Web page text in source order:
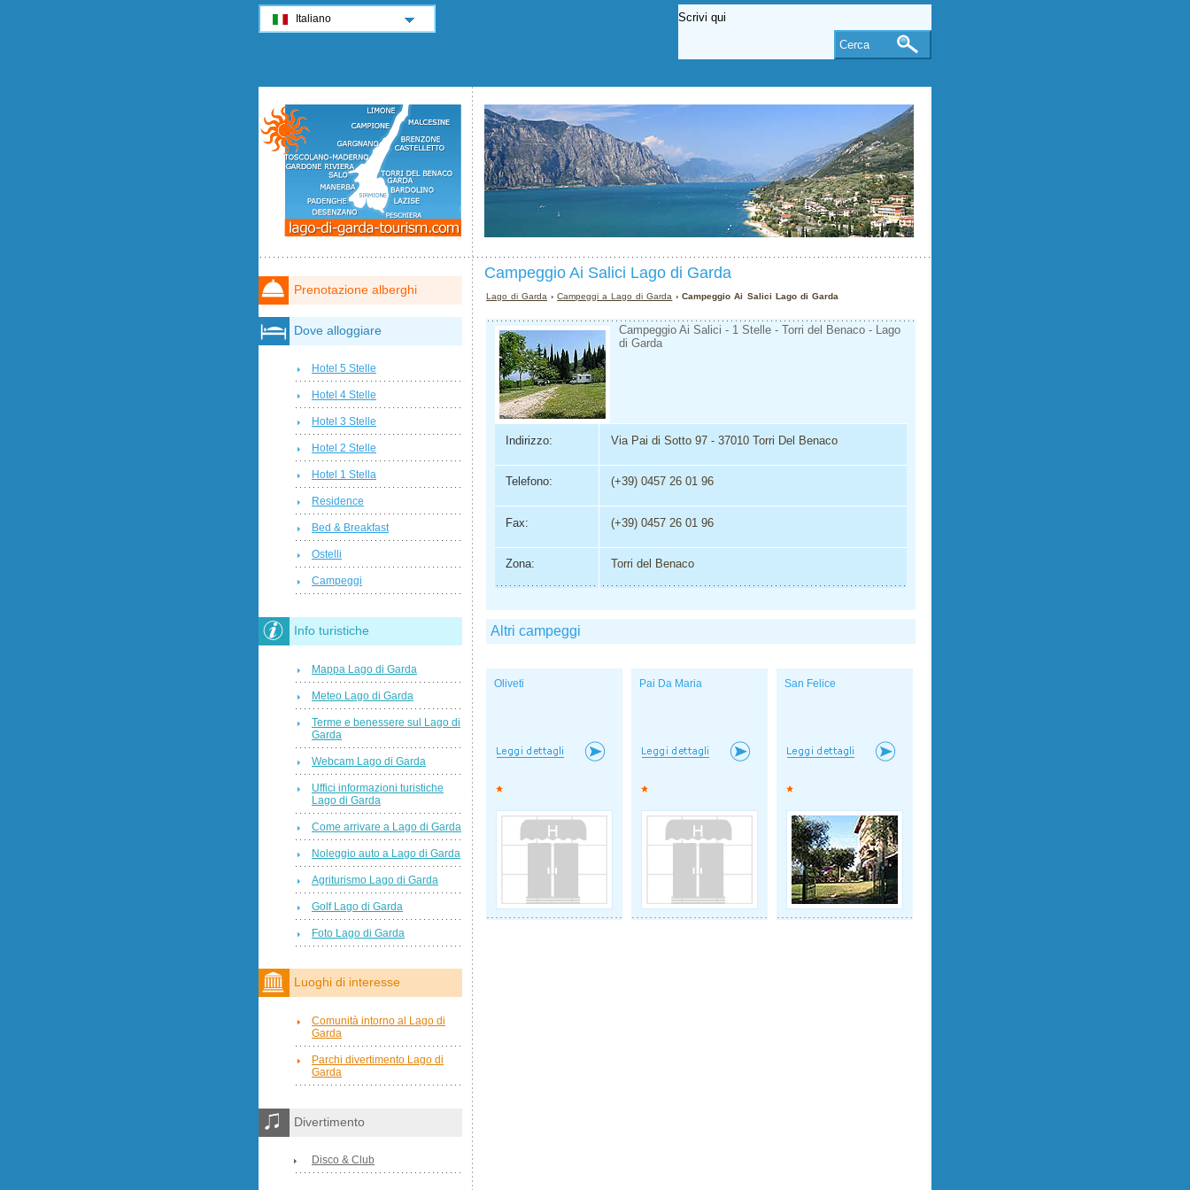
Campeggio Ai Salici Lago di Garda
Lago di Garda ›Campeggi a Lago di Garda › Campeggio Ai Salici Lago di Garda
Campeggio Ai Salici - 1 Stelle - Torri del Benaco - Lago
di Garda
Indirizzo: Via Pai di Sotto 97 - 37010 Torri Del Benaco
Telefono: (+39) 0457 26 01 96
Fax: (+39) 0457 26 01 96
Zona: Torri del Benaco
Altri campeggi
Oliveti Pai Da Maria San Felice
Prenotazione alberghi
Dove alloggiare
Hotel 5 Stelle
Hotel 4 Stelle
Hotel 3 Stelle
Hotel 2 Stelle
Hotel 1 Stella
Residence
Bed & Breakfast
Ostelli
Campeggi
Info turistiche
Mappa Lago di Garda
Meteo Lago di Garda
Terme e benessere sul Lago di
Garda
Webcam Lago di Garda
Uffici informazioni turistiche
Lago di Garda
Come arrivare a Lago di Garda
Noleggio auto a Lago di Garda
Agriturismo Lago di Garda
Golf Lago di Garda
Foto Lago di Garda
Luoghi di interesse
Comunità intorno al Lago di
Garda
Parchi divertimento Lago di
Garda
Divertimento
Disco & Club
Italiano
Cerca